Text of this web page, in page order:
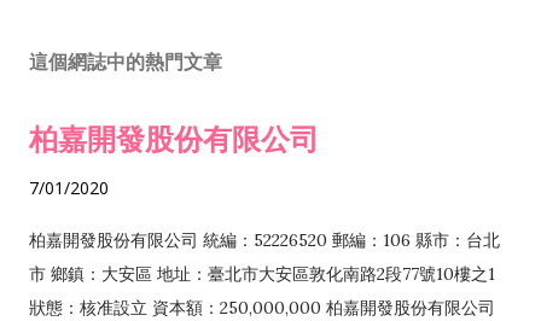
這個網誌中的熱門文章
柏嘉開發股份有限公司
7/01/2020
柏嘉開發股份有限公司 統編：52226520 郵編：106 縣市：台北
市 鄉鎮：大安區 地址：臺北市大安區敦化南路2段77號10樓之1
狀態：核准設立 資本額：250,000,000 柏嘉開發股份有限公司